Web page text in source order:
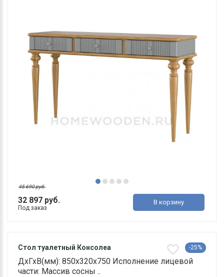
32 897 руб.
45 690 руб.
Под заказ
В корзину
Стол туалетный Консолеа -25%
ДхГхВ(мм): 850х320х750 Исполнение лицевой
части: Массив сосны ..